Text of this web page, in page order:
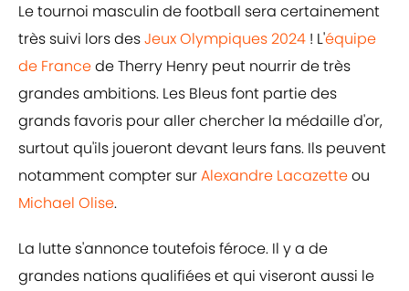
Le tournoi masculin de football sera certainement
très suivi lors desJeux Olympiques 2024 ! L'équipe
de Francede Therry Henry peut nourrir de très
grandes ambitions. Les Bleus font partie des
grands favoris pour aller chercher la médaille d'or,
surtout qu'ils joueront devant leurs fans. Ils peuvent
notamment compter surAlexandre Lacazetteou
Michael Olise.
La lutte s'annonce toutefois féroce. Il y a de
grandes nations qualifiées et qui viseront aussi le